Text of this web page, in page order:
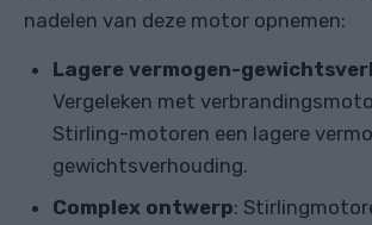
nadelen van deze motor opnemen:
Lagere vermogen-
Vergeleken met
Stirling-motoren een lagere
gewichtsverhouding.
Complex ontwerp: